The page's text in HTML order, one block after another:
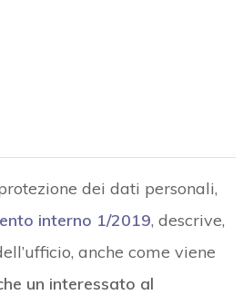
dei dati personali,
interno 1/2019, descrive,
anche come viene
un interessato al